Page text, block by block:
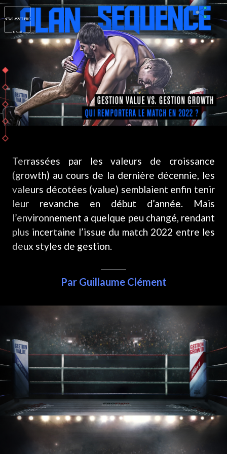
Terrassées par les valeurs de croissance
(growth) au cours de la dernière décennie, les
valeurs décotées (value) semblaient enfin tenir
leur revanche en début d’année. Mais
l’environnement a quelque peu changé, rendant
plus incertaine l’issue du match 2022 entre les
deux styles de gestion.
Par Guillaume Clément